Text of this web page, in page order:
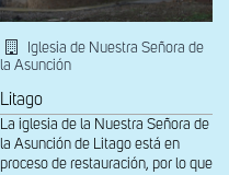
Iglesia de Nuestra Señora de
la Asunción
Litago
La iglesia de la Nuestra Señora de
la Asunción de Litago está en
proceso de restauración, por lo que